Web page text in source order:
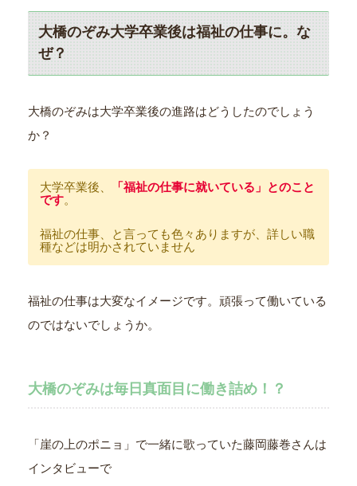
大橋のぞみ大学卒業後は福祉の仕事に。な
ぜ？
大橋のぞみは大学卒業後の進路はどうしたのでしょう
か？
大学卒業後、
「福祉の仕事に就いている」とのこと
です。
福祉の仕事、と言っても色々ありますが、詳しい職
種などは明かされていません
福祉の仕事は大変なイメージです。頑張って働いている
のではないでしょうか。
大橋のぞみは毎日真面目に働き詰め！？
「崖の上のポニョ」で一緒に歌っていた藤岡藤巻さんは
インタビューで